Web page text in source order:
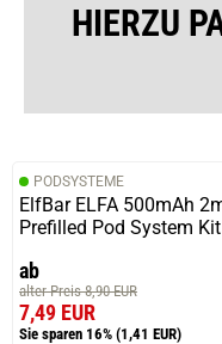
HIERZU
PODSYSTEME
ElfBar ELFA 500mAh
Prefilled Pod System Kit
ab
alter Preis 8,90 EUR
7,49 EUR
Sie sparen 16% (1,41 EUR)